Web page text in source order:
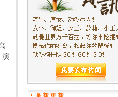
演
最新更新